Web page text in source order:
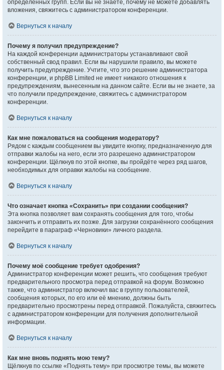
определённых групп. Если вы не знаете, почему не можете добавлять
вложения, свяжитесь с администратором конференции.
Вернуться к началу
Почему я получил предупреждение?
На каждой конференции администраторы устанавливают свой
собственный свод правил. Если вы нарушили правило, вы можете
получить предупреждение. Учтите, что это решение администратора
конференции, и phpBB Limited не имеет никакого отношения к
предупреждениям, вынесенным на данном сайте. Если вы не знаете, за
что получили предупреждение, свяжитесь с администратором
конференции.
Вернуться к началу
Как мне пожаловаться на сообщения модератору?
Рядом с каждым сообщением вы увидите кнопку, предназначенную для
отправки жалобы на него, если это разрешено администратором
конференции. Щёлкнув по этой кнопке, вы пройдёте через ряд шагов,
необходимых для оправки жалобы на сообщение.
Вернуться к началу
Что означает кнопка «Сохранить» при создании сообщения?
Эта кнопка позволяет вам сохранять сообщения для того, чтобы
закончить и отправить их позже. Для загрузки сохранённого сообщения
перейдите в параграф «Черновики» личного раздела.
Вернуться к началу
Почему моё сообщение требует одобрения?
Администратор конференции может решить, что сообщения требуют
предварительного просмотра перед отправкой на форум. Возможно
также, что администратор включил вас в группу пользователей,
сообщения которых, по его или её мнению, должны быть
предварительно просмотрены перед отправкой. Пожалуйста, свяжитесь
с администратором конференции для получения дополнительной
информации.
Вернуться к началу
Как мне вновь поднять мою тему?
Щёлкнув по ссылке «Поднять тему» при просмотре темы, вы можете